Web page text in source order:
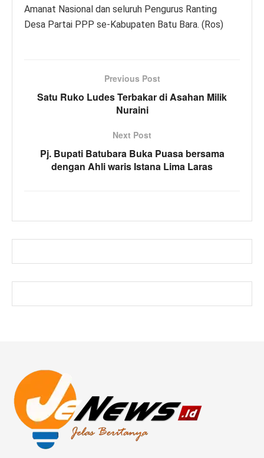
Amanat Nasional dan seluruh Pengurus Ranting
Desa Partai PPP se-Kabupaten Batu Bara. (Ros)
Previous Post
Satu Ruko Ludes Terbakar di Asahan Milik
Nuraini
Next Post
Pj. Bupati Batubara Buka Puasa bersama
dengan Ahli waris Istana Lima Laras